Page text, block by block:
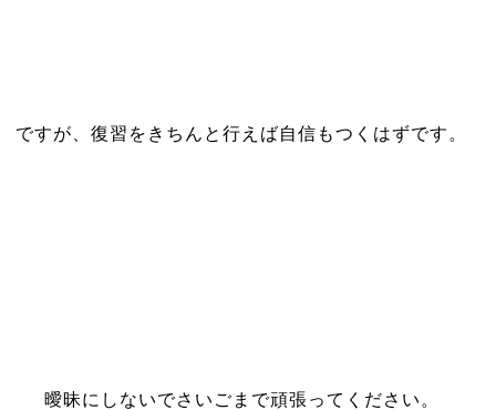
ですが、復習をきちんと行えば自信もつくはずです。
曖昧にしないでさいごまで頑張ってください。